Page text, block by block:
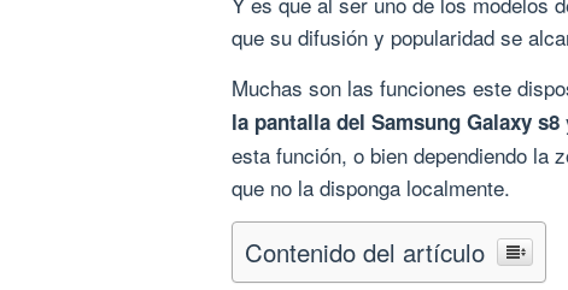
que su difusión y popularidad se
Muchas son las funciones este
la pantalla del Samsung Galaxy s8
esta función, o bien dependiendo la
que no la disponga localmente.
Contenido del artículo